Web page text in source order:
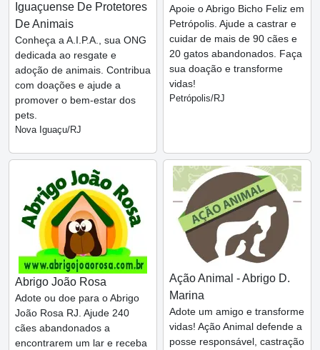
Iguaçuense De Protetores
De Animais
Conheça a A.I.P.A., sua ONG
dedicada ao resgate e
adoção de animais. Contribua
com doações e ajude a
promover o bem-estar dos
pets.
Nova Iguaçu/RJ
Apoie o Abrigo Bicho Feliz em
Petrópolis. Ajude a castrar e
cuidar de mais de 90 cães e
20 gatos abandonados. Faça
sua doação e transforme
vidas!
Petrópolis/RJ
Abrigo João Rosa
Adote ou doe para o Abrigo
João Rosa RJ. Ajude 240
cães abandonados a
encontrarem um lar e receba
Ação Animal - Abrigo D.
Marina
Adote um amigo e transforme
vidas! Ação Animal defende a
posse responsável, castração